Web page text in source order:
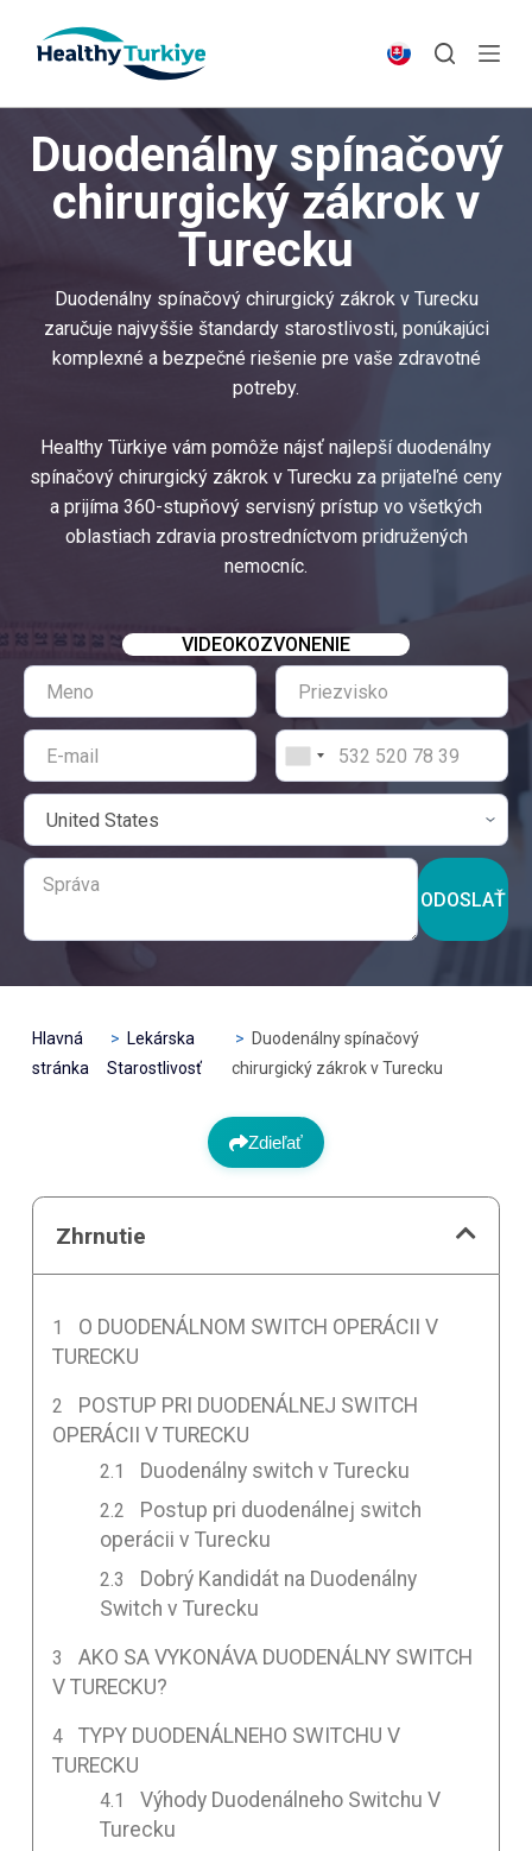
p
oDuodenálny spínačový
chirurgický zákrok v
Turecku
Duodenálny spínačový chirurgický zákrok v Turecku
zaručuje najvyššie štandardy starostlivosti, ponúkajúci
komplexné a bezpečné riešenie pre vaše zdravotné
potreby.
Healthy Türkiye vám pomôže nájsť najlepší duodenálny
spínačový chirurgický zákrok v Turecku za prijateľné ceny
a prijíma 360-stupňový servisný prístup vo všetkých
oblastiach zdravia prostredníctvom pridružených
nemocníc.
VIDEOKOZVONENIE
ODOSLAŤ
Hlavná
stránka
Lekárska
Starostlivosť
Duodenálny spínačový
chirurgický zákrok v Turecku
Zdieľať
Zhrnutie
O DUODENÁLNOM SWITCH OPERÁCII V
TURECKU
POSTUP PRI DUODENÁLNEJ SWITCH
OPERÁCII V TURECKU
Duodenálny switch v Turecku
Postup pri duodenálnej switch
operácii v Turecku
Dobrý Kandidát na Duodenálny
Switch v Turecku
AKO SA VYKONÁVA DUODENÁLNY SWITCH
V TURECKU?
TYPY DUODENÁLNEHO SWITCHU V
TURECKU
Výhody Duodenálneho Switchu V
Turecku